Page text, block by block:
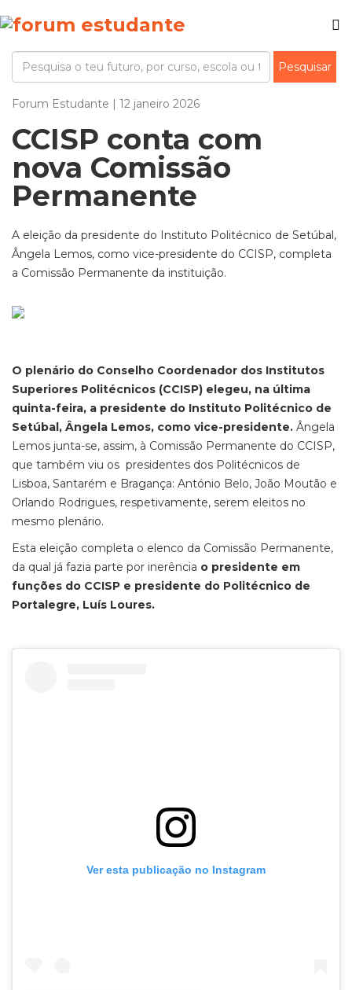
Forum Estudante | 12 janeiro 2026
CCISP conta com
nova Comissão
Permanente
A eleição da presidente do Instituto Politécnico de Setúbal,
Ângela Lemos, como vice-presidente do CCISP, completa
a Comissão Permanente da instituição.
O plenário do Conselho Coordenador dos Institutos
Superiores Politécnicos (CCISP) elegeu, na última
quinta-feira, a presidente do Instituto Politécnico de
Setúbal, Ângela Lemos, como vice-presidente. Ângela
Lemos junta-se, assim, à Comissão Permanente do CCISP,
que também viu os presidentes dos Politécnicos de
Lisboa, Santarém e Bragança: António Belo, João Moutão e
Orlando Rodrigues, respetivamente, serem eleitos no
mesmo plenário.
Esta eleição completa o elenco da Comissão Permanente,
da qual já fazia parte por inerência o presidente em
funções do CCISP e presidente do Politécnico de
Portalegre, Luís Loures.
Ver esta publicação no Instagram